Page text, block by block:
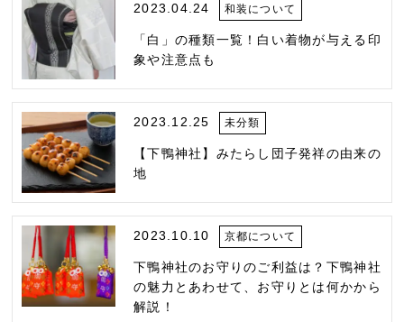
2023.04.24 和装について
「白」の種類一覧！白い着物が与える印
象や注意点も
2023.12.25 未分類
【下鴨神社】みたらし団子発祥の由来の
地
2023.10.10 京都について
下鴨神社のお守りのご利益は？下鴨神社
の魅力とあわせて、お守りとは何かから
解説！